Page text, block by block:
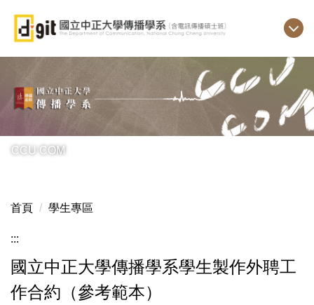
主
區
CCU COM
首頁 學生專區
:::
國立中正大學傳播學系學生製作外聘工
作合約（參考範本）